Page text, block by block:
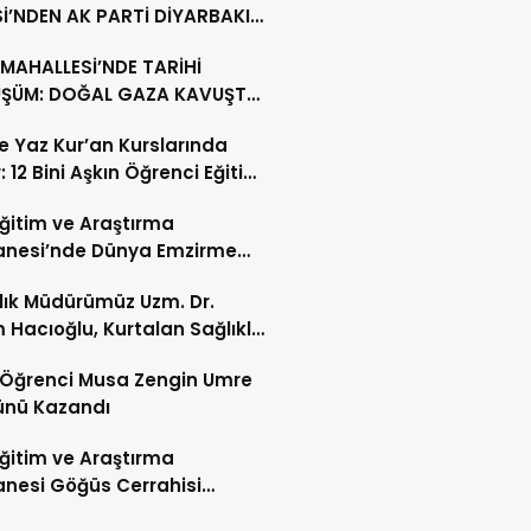
AK PARTİ DİYARBAKIR
TARİHİ
DOĞAL GAZA KAVUŞTU,
Yaz Kur’an Kurslarında
12 Bini Aşkın Öğrenci Eğitim
ve Araştırma
Dünya Emzirme
Müdürümüz Uzm. Dr.
Hacıoğlu, Kurtalan Sağlıklı
Musa Zengin Umre
Kazandı
ve Araştırma
Göğüs Cerrahisi